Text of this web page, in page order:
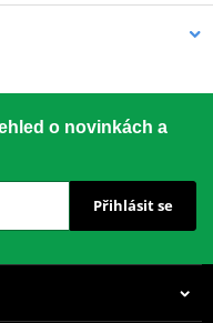
o novinkách a
Přihlásit se